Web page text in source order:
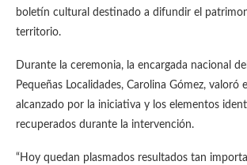
boletín cultural destinado a difundir el
territorio.
Durante la ceremonia, la encargada nacional
Pequeñas Localidades, Carolina Gómez, valoró
alcanzado por la iniciativa y los elementos
recuperados durante la intervención.
“Hoy quedan plasmados resultados tan